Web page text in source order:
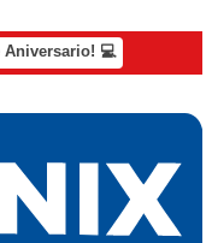
Aniversario! 💻